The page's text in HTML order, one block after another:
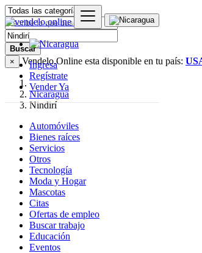
Ingresa
Regístrate
Vender Ya
Buscar
×
Vendelo.Online esta disponible en tu país:
Nicaragua
Nindirí
Automóviles
Bienes raíces
Servicios
Otros
Tecnología
Moda y Hogar
Mascotas
Citas
Ofertas de empleo
Buscar trabajo
Educación
Eventos